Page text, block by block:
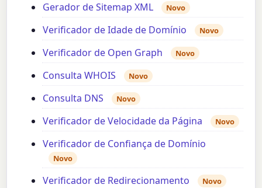
Gerador de Sitemap XML Novo
Verificador de Idade de Domínio Novo
Verificador de Open Graph Novo
Consulta WHOIS Novo
Consulta DNS Novo
Verificador de Velocidade da Página Novo
Verificador de Confiança de Domínio
Novo
Verificador de Redirecionamento Novo